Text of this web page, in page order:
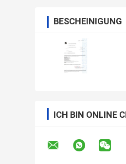
BESCHEINIGUNG
ICH BIN ONLINE